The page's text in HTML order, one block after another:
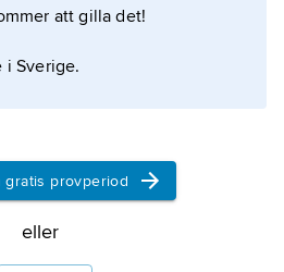
om artikeln
att gilla det!
i Sverige.
gratis provperiod
eller